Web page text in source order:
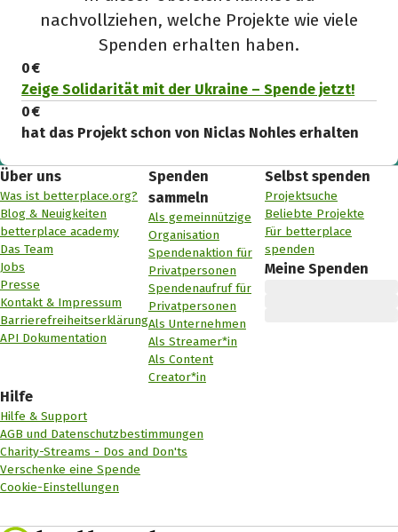
nachvollziehen, welche Projekte wie viele
Spenden erhalten haben.
0 €
Zeige Solidarität mit der Ukraine – Spende jetzt!
0 €
hat das Projekt schon von Niclas Nohles erhalten
Über uns
Was ist betterplace.org?
Blog & Neuigkeiten
betterplace academy
Das Team
Jobs
Presse
Kontakt & Impressum
Barrierefreiheitserklärung
API Dokumentation
Spenden
sammeln
Als gemeinnützige
Organisation
Spendenaktion für
Privatpersonen
Spendenaufruf für
Privatpersonen
Als Unternehmen
Als Streamer*in
Als Content
Creator*in
Selbst spenden
Projektsuche
Beliebte Projekte
Für betterplace
spenden
Meine Spenden
Hilfe
Hilfe & Support
AGB und Datenschutzbestimmungen
Charity-Streams - Dos and Don'ts
Verschenke eine Spende
Cookie-Einstellungen